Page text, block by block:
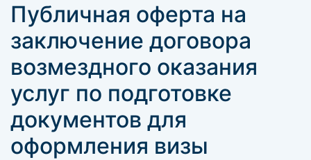
Публичная оферта на
заключение договора
возмездного оказания
услуг по подготовке
документов для
оформления визы